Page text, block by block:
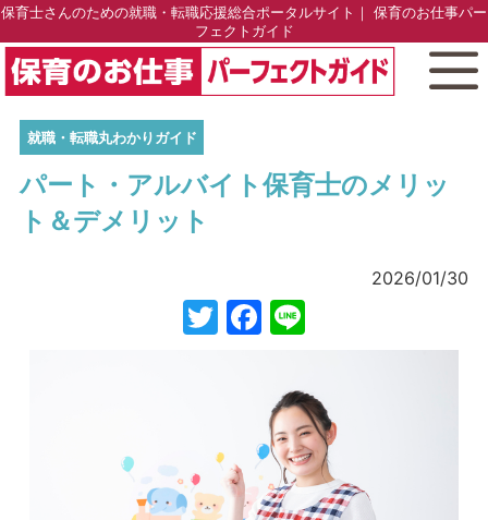
保育士さんのための就職・転職応援総合ポータルサイト｜ 保育のお仕事パー
フェクトガイド
就職・転職丸わかりガイド
パート・アルバイト保育士のメリッ
ト＆デメリット
2026/01/30
TwitterFacebook